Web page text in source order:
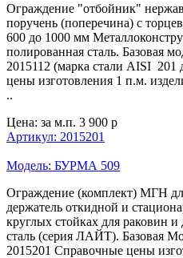
Ограждение "отбойник"
поручень (поперечина) с
600 до 1000 мм
полированная сталь. Базовая
2015112 (марка стали AISI
цены изготовления 1 п.м.
..
Цена: за м.п. 3 900 р
Артикул: 2015201
Модель: БУРМА 509
Ограждение (комплект) МГН
держатель откидной и
круглых стойках для раковин
сталь (серия ЛАЙТ). Базовая
2015201 Справочные цены